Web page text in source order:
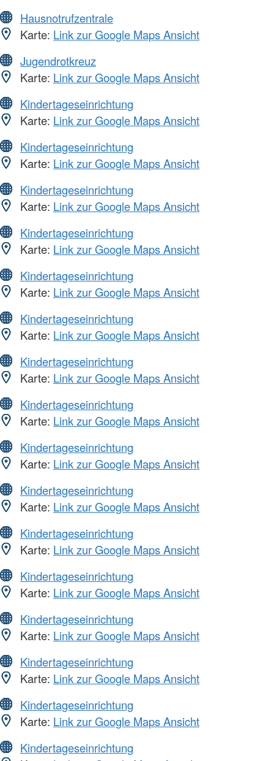
Hausnotrufzentrale
Karte: Link zur Google Maps Ansicht
Jugendrotkreuz
Karte: Link zur Google Maps Ansicht
Kindertageseinrichtung
Karte: Link zur Google Maps Ansicht
Kindertageseinrichtung
Karte: Link zur Google Maps Ansicht
Kindertageseinrichtung
Karte: Link zur Google Maps Ansicht
Kindertageseinrichtung
Karte: Link zur Google Maps Ansicht
Kindertageseinrichtung
Karte: Link zur Google Maps Ansicht
Kindertageseinrichtung
Karte: Link zur Google Maps Ansicht
Kindertageseinrichtung
Karte: Link zur Google Maps Ansicht
Kindertageseinrichtung
Karte: Link zur Google Maps Ansicht
Kindertageseinrichtung
Karte: Link zur Google Maps Ansicht
Kindertageseinrichtung
Karte: Link zur Google Maps Ansicht
Kindertageseinrichtung
Karte: Link zur Google Maps Ansicht
Kindertageseinrichtung
Karte: Link zur Google Maps Ansicht
Kindertageseinrichtung
Karte: Link zur Google Maps Ansicht
Kindertageseinrichtung
Karte: Link zur Google Maps Ansicht
Kindertageseinrichtung
Karte: Link zur Google Maps Ansicht
Kindertageseinrichtung